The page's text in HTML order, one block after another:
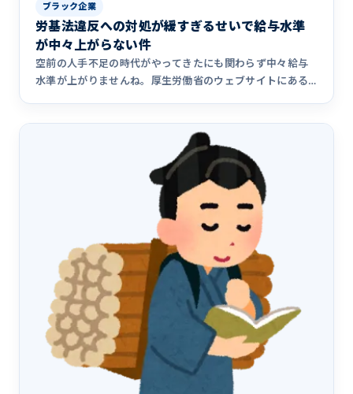
ブラック企業
労基法違反への対処が緩すぎるせいで給与水準
が中々上がらない件
空前の人手不足の時代がやってきたにも関わらず中々給与
水準が上がりませんね。厚生労働省のウェブサイトにある